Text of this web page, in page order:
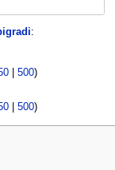
:
| 500)
| 500)